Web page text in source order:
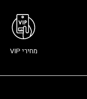
מחירי VIP